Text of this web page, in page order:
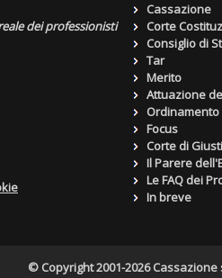
dei professionisti
Cassazione
Corte
Consiglio di
Tar
Merito
Attuazione
Focus
Corte di
Il Parere
Le FAQ dei
In breve
© Copyright 2001-2026 Cassazione